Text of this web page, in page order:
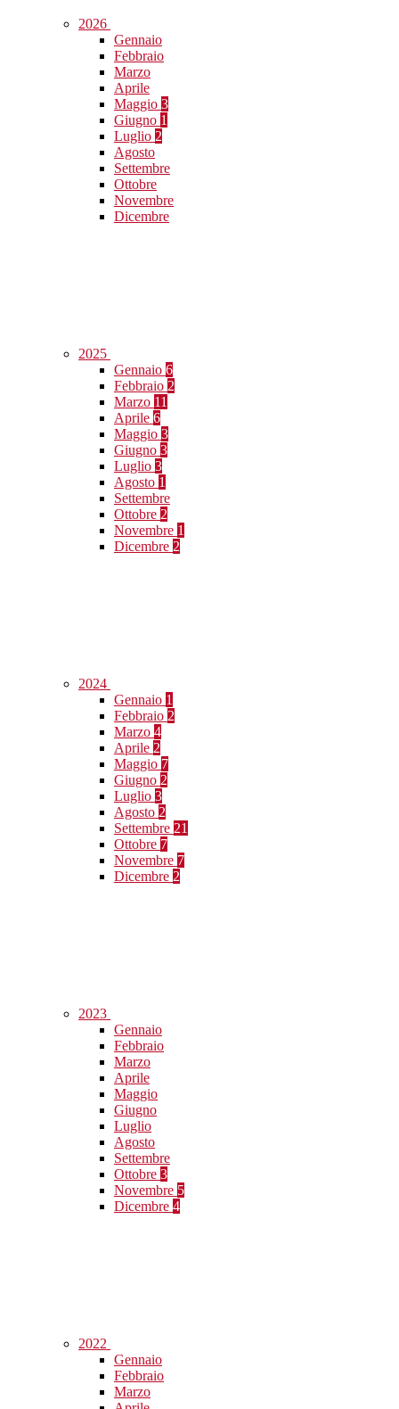
2026
Gennaio
Febbraio
Marzo
Aprile
Maggio 3
Giugno 1
Luglio 2
Agosto
Settembre
Ottobre
Novembre
Dicembre
2025
Gennaio 6
Febbraio 2
Marzo 11
Aprile 6
Maggio 3
Giugno 3
Luglio 3
Agosto 1
Settembre
Ottobre 2
Novembre 1
Dicembre 2
2024
Gennaio 1
Febbraio 2
Marzo 4
Aprile 2
Maggio 7
Giugno 2
Luglio 3
Agosto 2
Settembre 21
Ottobre 7
Novembre 7
Dicembre 2
2023
Gennaio
Febbraio
Marzo
Aprile
Maggio
Giugno
Luglio
Agosto
Settembre
Ottobre 3
Novembre 5
Dicembre 4
2022
Gennaio
Febbraio
Marzo